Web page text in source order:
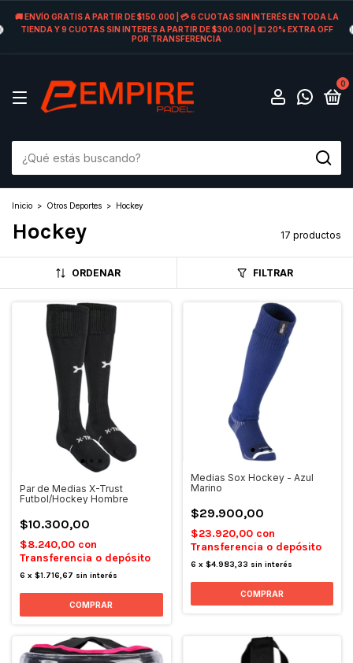
🚚 ENVÍO GRATIS A PARTIR DE $150.000 | 💳 6 CUOTAS SIN INTERÉS EN TODA LA
TIENDA Y 9 CUOTAS SIN INTERES A PARTIR DE $300.000 | 💵 20% EXTRA OFF
POR TRANSFERENCIA
0
Inicio > Otros Deportes > Hockey
Hockey 17 productos
ORDENAR FILTRAR
Par de Medias X-Trust
Futbol/Hockey Hombre
$10.300,00
$8.240,00 con
Transferencia o depósito
6 x $1.716,67 sin interés
COMPRAR
Medias Sox Hockey - Azul
Marino
$29.900,00
$23.920,00 con
Transferencia o depósito
6 x $4.983,33 sin interés
COMPRAR